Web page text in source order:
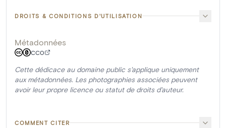
DROITS & CONDITIONS D'UTILISATION
Métadonnées
CC0
Cette dédicace au domaine public s'applique uniquement
aux métadonnées. Les photographies associées peuvent
avoir leur propre licence ou statut de droits d'auteur.
COMMENT CITER